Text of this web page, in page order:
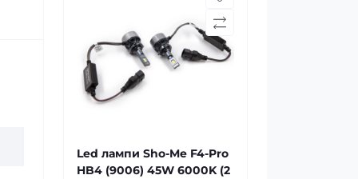
Led лампи Sho-Me F4-Pro
HB4 (9006) 45W 6000K (2